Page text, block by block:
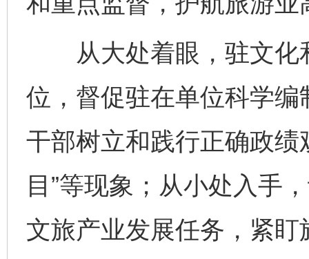
从大处着眼，驻文化
位，督促驻在单位科学编
干部树立和践行正确政绩
目”等现象；从小处入手
文旅产业发展任务，紧